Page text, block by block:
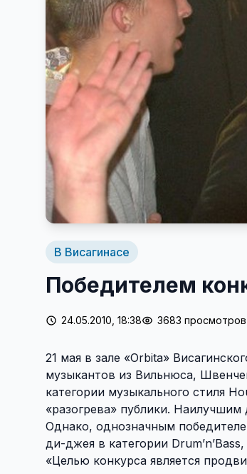
В Висагинасе
Победителем
24.05.2010, 18:38 3683 просмотров
21 мая в зале «Orbita»
музыкантов из Вильнюса,
категории музыкального стиля
«разогрева» публики.
Однако, однозначным
ди-джея в категории
«Целью конкурса является